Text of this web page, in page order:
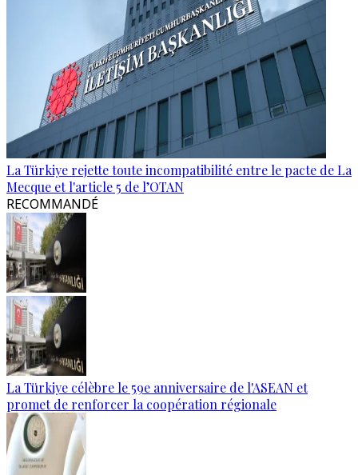
La Türkiye rejette toute incompatibilité entre le pacte de La
Mecque et l'article 5 de l’OTAN
RECOMMANDÉ
La Türkiye célèbre le 59e anniversaire de l'ASEAN et
promet de renforcer la coopération régionale